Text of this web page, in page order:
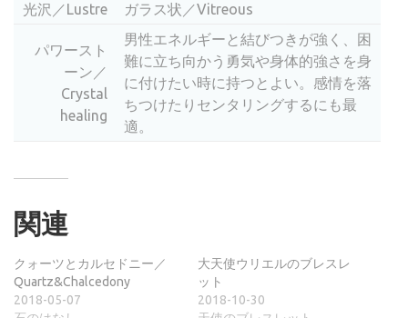
光沢／Lustre ガラス状／Vitreous
パワースト
ーン／
Crystal
healing
男性エネルギーと結びつきが強く、困
難に立ち向かう勇気や身体的強さを身
に付けたい時に持つとよい。感情を落
ちつけたりセンタリングするにも最
適。
関連
クォーツとカルセドニー／
Quartz&Chalcedony
2018-05-07
大天使ウリエルのブレスレ
ット
2018-10-30